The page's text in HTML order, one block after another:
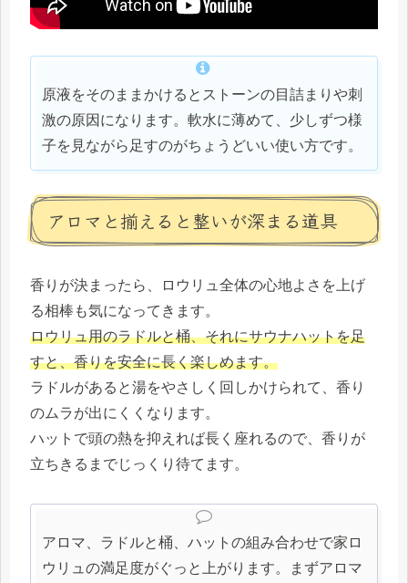
原液をそのままかけるとストーンの目詰まりや刺
激の原因になります。軟水に薄めて、少しずつ様
子を見ながら足すのがちょうどいい使い方です。
アロマと揃えると整いが深まる道具
香りが決まったら、ロウリュ全体の心地よさを上げ
る相棒も気になってきます。
ロウリュ用のラドルと桶、それにサウナハットを足
すと、香りを安全に長く楽しめます。
ラドルがあると湯をやさしく回しかけられて、香り
のムラが出にくくなります。
ハットで頭の熱を抑えれば長く座れるので、香りが
立ちきるまでじっくり待てます。
アロマ、ラドルと桶、ハットの組み合わせで家ロ
ウリュの満足度がぐっと上がります。まずアロマ